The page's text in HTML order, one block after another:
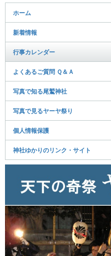
ホーム
新着情報
行事カレンダー
よくあるご質問 Ｑ＆Ａ
写真で知る尾鷲神社
写真で見るヤーヤ祭り
個人情報保護
神社ゆかりのリンク・サイト